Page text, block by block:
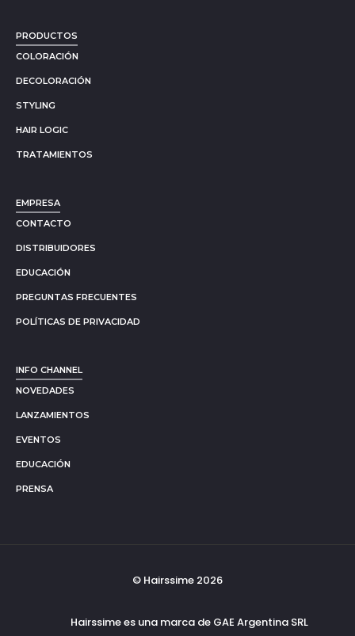
PRODUCTOS
COLORACIÓN
DECOLORACIÓN
STYLING
HAIR LOGIC
TRATAMIENTOS
EMPRESA
CONTACTO
DISTRIBUIDORES
EDUCACIÓN
PREGUNTAS FRECUENTES
POLÍTICAS DE PRIVACIDAD
INFO CHANNEL
NOVEDADES
LANZAMIENTOS
EVENTOS
EDUCACIÓN
PRENSA
© Hairssime 2026
Hairssime es una marca de GAE Argentina SRL